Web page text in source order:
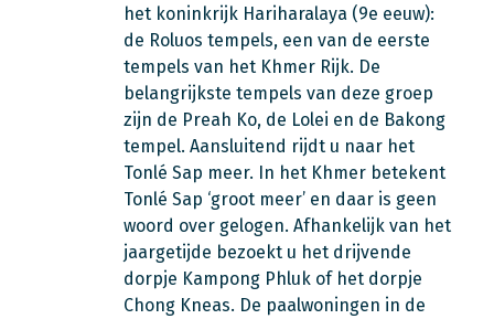
het koninkrijk Hariharalaya (9e eeuw):
de Roluos tempels, een van de eerste
tempels van het Khmer Rijk. De
belangrijkste tempels van deze groep
zijn de Preah Ko, de Lolei en de Bakong
tempel. Aansluitend rijdt u naar het
Tonlé Sap meer. In het Khmer betekent
Tonlé Sap ‘groot meer’ en daar is geen
woord over gelogen. Afhankelijk van het
jaargetijde bezoekt u het drijvende
dorpje Kampong Phluk of het dorpje
Chong Kneas. De paalwoningen in de